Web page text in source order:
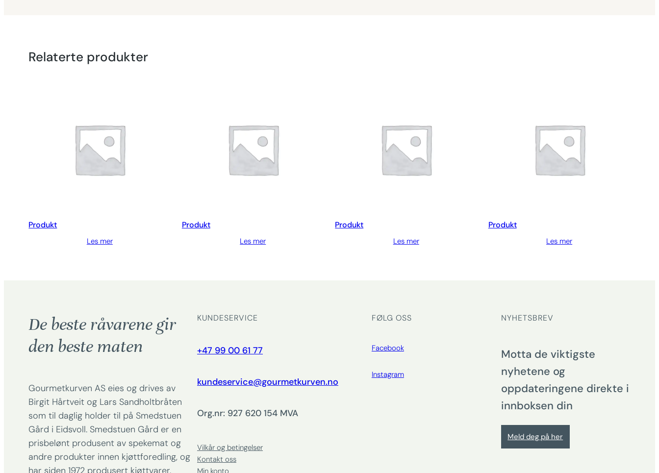
Relaterte produkter
Produkt
Les mer
Produkt
Les mer
Produkt
Les mer
Produkt
Les mer
De beste råvarene gir
den beste maten
Gourmetkurven AS eies og drives av
Birgit Hårtveit og Lars Sandholtbråten
som til daglig holder til på Smedstuen
Gård i Eidsvoll. Smedstuen Gård er en
prisbelønt produsent av spekemat og
andre produkter innen kjøttforedling, og
KUNDESERVICE
+47 99 00 61 77
kundeservice@gourmetkurven.no
Org.nr: 927 620 154 MVA
Vilkår og betingelser
Kontakt oss
Min konto
FØLG OSS
Facebook
Instagram
NYHETSBREV
Motta de viktigste
nyhetene og
oppdateringene direkte i
innboksen din
Meld deg på her